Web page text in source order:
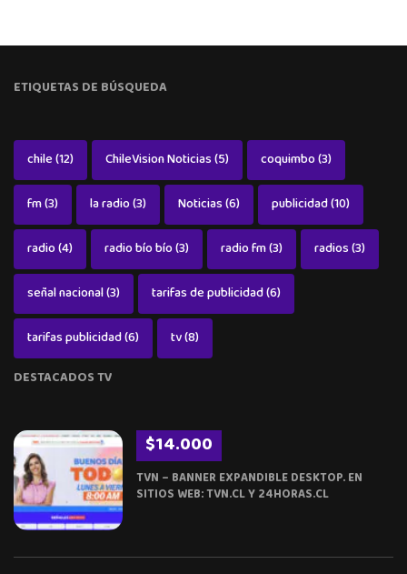
ETIQUETAS DE BÚSQUEDA
chile(12) ChileVision Noticias(5) coquimbo(3)
fm(3) la radio(3) Noticias(6) publicidad(10)
radio(4) radio bío bío(3) radio fm(3) radios(3)
señal nacional(3) tarifas de publicidad(6)
tarifas publicidad(6) tv(8)
DESTACADOS TV
$14.000
TVN – BANNER EXPANDIBLE DESKTOP. EN
SITIOS WEB: TVN.CL Y 24HORAS.CL